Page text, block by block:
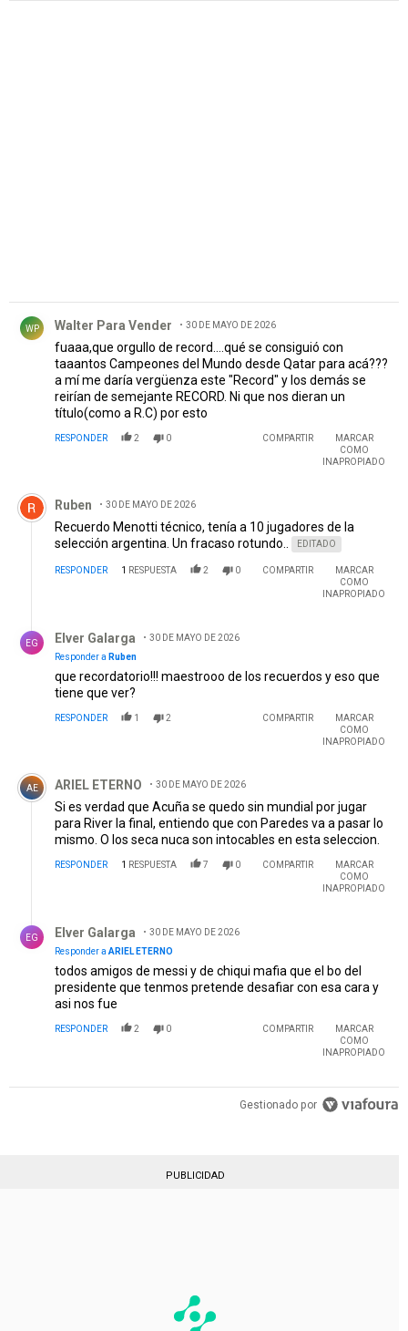
WP Walter Para Vender 30 DE MAYO DE 2026
fuaaa,que orgullo de record....qué se consiguió con
taaantos Campeones del Mundo desde Qatar para acá???
a mí me daría vergüenza este "Record" y los demás se
reirían de semejante RECORD. Ni que nos dieran un
título(como a R.C) por esto
RESPONDER 2 0 COMPARTIR
MARCAR
COMO
INAPROPIADO
Comentario de Ruben.
Ruben 30 DE MAYO DE 2026
Recuerdo Menotti técnico, tenía a 10 jugadores de la
selección argentina. Un fracaso rotundo..
EDITADO
RESPONDER 1 RESPUESTA 2 0 COMPARTIR
MARCAR
COMO
INAPROPIADO
EG Elver Galarga
30 DE MAYO DE 2026
Responder a Ruben
que recordatorio!!! maestrooo de los recuerdos y eso que
tiene que ver?
RESPONDER 1 2 COMPARTIR
MARCAR
COMO
INAPROPIADO
Comentario de ARIEL ETERNO.
AE ARIEL ETERNO 30 DE MAYO DE 2026
Si es verdad que Acuña se quedo sin mundial por jugar
para River la final, entiendo que con Paredes va a pasar lo
mismo. O los seca nuca son intocables en esta seleccion.
RESPONDER 1 RESPUESTA 7 0 COMPARTIR
MARCAR
COMO
INAPROPIADO
EG Elver Galarga
30 DE MAYO DE 2026
Responder a ARIEL ETERNO
todos amigos de messi y de chiqui mafia que el bo del
presidente que tenmos pretende desafiar con esa cara y
asi nos fue
RESPONDER 2 0 COMPARTIR
MARCAR
COMO
INAPROPIADO
Gestionado por
PUBLICIDAD